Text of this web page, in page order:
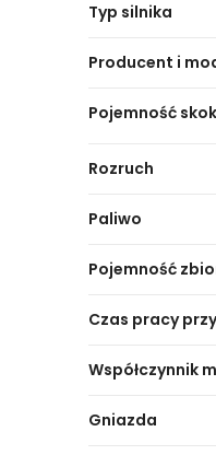
Typ silnika
Producent i
Pojemność
Rozruch
Paliwo
Pojemność
Czas pracy
Współczynnik
Gniazda